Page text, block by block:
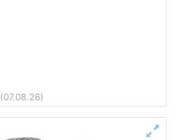
(07.08.26)